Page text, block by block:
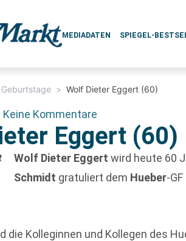
MEDIADATEN SPIEGEL-
Geburtstage > Wolf Dieter Eggert (60)
Keine Kommentare
Eggert (60)
Wolf Dieter Eggert wird heute 60
Schmidt gratuliert dem Hueber-
die Kolleginnen und Kollegen des